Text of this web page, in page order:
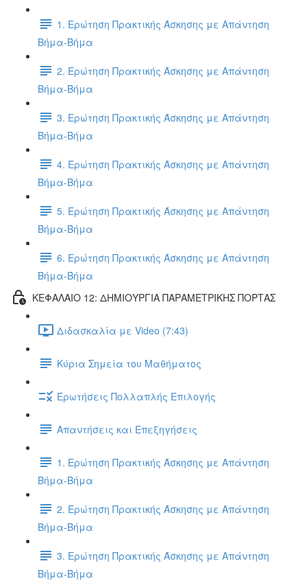
1. Ερώτηση Πρακτικής Άσκησης με Απάντηση
Βήμα-Βήμα
2. Ερώτηση Πρακτικής Άσκησης με Απάντηση
Βήμα-Βήμα
3. Ερώτηση Πρακτικής Άσκησης με Απάντηση
Βήμα-Βήμα
4. Ερώτηση Πρακτικής Άσκησης με Απάντηση
Βήμα-Βήμα
5. Ερώτηση Πρακτικής Άσκησης με Απάντηση
Βήμα-Βήμα
6. Ερώτηση Πρακτικής Άσκησης με Απάντηση
Βήμα-Βήμα
ΚΕΦΑΛΑΙΟ 12: ΔΗΜΙΟΥΡΓΙΑ ΠΑΡΑΜΕΤΡΙΚΗΣ ΠΟΡΤΑΣ
Διδασκαλία με Video (7:43)
Κύρια Σημεία του Μαθήματος
Ερωτήσεις Πολλαπλής Επιλογής
Απαντήσεις και Επεξηγήσεις
1. Ερώτηση Πρακτικής Άσκησης με Απάντηση
Βήμα-Βήμα
2. Ερώτηση Πρακτικής Άσκησης με Απάντηση
Βήμα-Βήμα
3. Ερώτηση Πρακτικής Άσκησης με Απάντηση
Βήμα-Βήμα